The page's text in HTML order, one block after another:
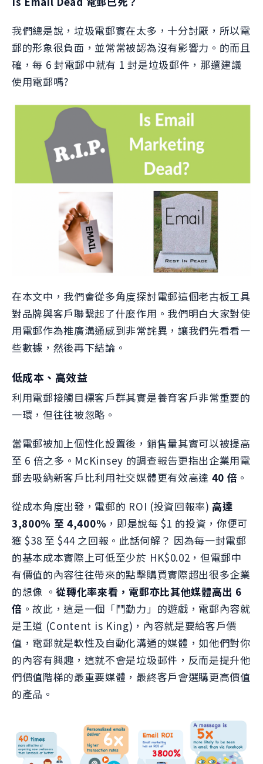
我們總是說，垃圾電郵實在太多，十分討厭，所以電
郵的形象很負面，並常常被認為沒有影響力。的而且
確，每 6 封電郵中就有 1 封是垃圾郵件，那還建議
使用電郵嗎?
在本文中，我們會從多角度探討電郵這個老古板工具
對品牌與客戶聯繫起了什麼作用。我們明白大家對使
用電郵作為推廣溝通感到非常詫異，讓我們先看看一
些數據，然後再下結論。
低成本、高效益
利用電郵接觸目標客戶群其實是養育客戶非常重要的
一環，但往往被忽略。
當電郵被加上個性化設置後，銷售量其實可以被提高
至 6 倍之多。McKinsey 的調查報告更指出企業用電
郵去吸納新客戶比利用社交媒體更有效高達 40 倍 。
從成本角度出發，電郵的 ROI (投資回報率) 高達
3,800% 至 4,400% ，即是說每 $1 的投資，你便可
獲 $38 至 $44 之回報。此話何解？ 因為每一封電郵
的基本成本實際上可低至少於 HK$0.02，但電郵中
有價值的內容往往帶來的點擊購買實際超出很多企業
的想像 。從轉化率來看，電郵亦比其他媒體高出 6
倍 。故此，這是一個「鬥勤力」的遊戲，電郵內容就
是王道 (Content is King)，內容就是要給客戶價
值，電郵就是軟性及自動化溝通的媒體，如他們對你
的內容有興趣，這就不會是垃圾郵件，反而是提升他
們價值階梯的最重要媒體，最終客戶會選購更高價值
的產品。